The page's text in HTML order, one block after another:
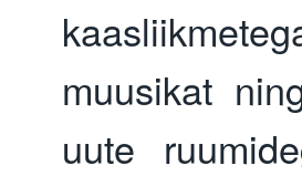
muusikat
uute